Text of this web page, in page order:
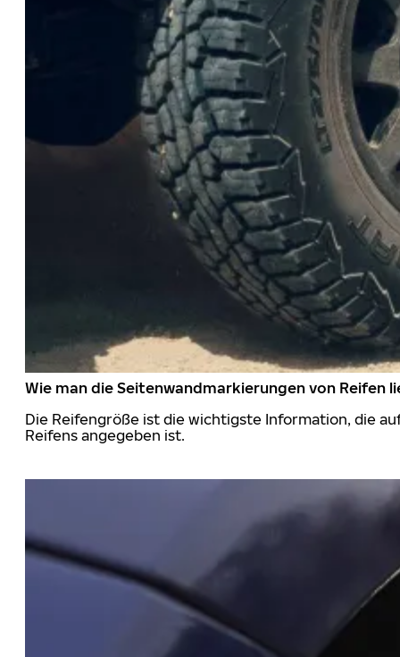
Wie man die Seitenwandmarkierungen von Reifen
Die Reifengröße ist die wichtigste Information, die
Reifens angegeben ist.